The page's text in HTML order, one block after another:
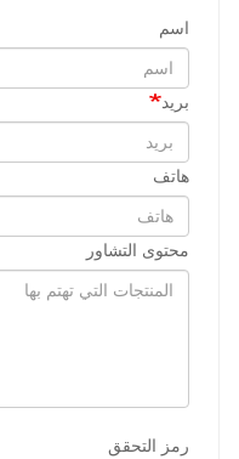
اسم
بريد
هاتف
محتوى التشاور
رمز التحقق